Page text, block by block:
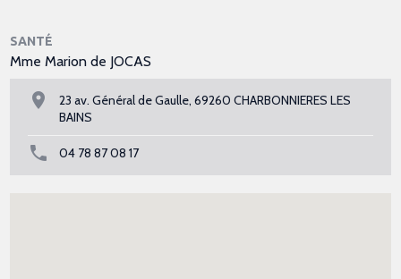
SANTÉ
Mme Marion de JOCAS
23 av. Général de Gaulle, 69260 CHARBONNIERES LES
BAINS
04 78 87 08 17